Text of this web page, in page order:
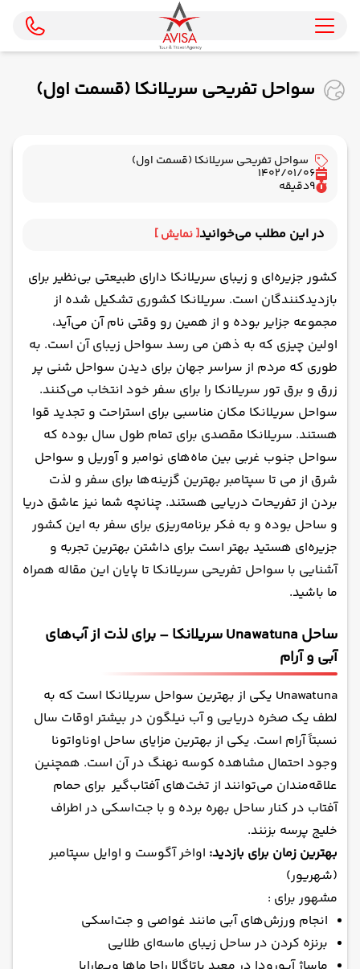
سواحل تفریحی سریلانکا ‎(قسمت اول)
سواحل تفریحی سریلانکا (قسمت اول)
1402/01/06
9دقیقه
در این مطلب می‌خوانید[ نمایش ]
و آرام
ساحل Bentota سریلانکا – مناسب برای خانواده
ساحل Mirissa سریلانکا – فرصتی برای تماشای
نهنگ‌ها
ساحل Dickwella سریلانکا – ایده‌آل برای اقامت
رمانتیک
ساحل Weligama سریلانکا – نقطه‌ای عالی برای
عکس‌های اینستاگرامی
ساحل Galle سریلانکا – ساحلی زیبا با سبک معماری
منحصر به فرد
ساحل Induruwa سریلانکا - مشهور با سواحل و
روستاهای دیدنی
ساحل Hikkaduwa سریلانکا - برای تماشای طبیعت
دست نخورده
ساحل Negombo سریلانکا - گزینه‌ای عالی برای
رسیدن به آرامش
خلیج Arugam سریلانکا – مناسب برای موج سواری و
ماهیگیری
ساحل Uppuveli سریلانکا - برای لذت بردن از غذاهای
لذیذ لانکان
ساحل Trincomalee سریلانکا - برای معابد خیره کننده
کشور جزیره‌ای و زیبای سریلانکا دارای طبیعتی بی‌نظیر برای
بازدیدکنندگان است. سریلانکا کشوری تشکیل شده از
مجموعه جزایر بوده و از همین رو وقتی نام آن می‌آید،
اولین چیزی که به ذهن می رسد سواحل زیبای آن است. به
طوری که مردم از سراسر جهان برای دیدن سواحل شنی پر
زرق و برق تور سریلانکا را برای سفر خود انتخاب می‌کنند.
سواحل سریلانکا مکان مناسبی برای استراحت و تجدید قوا
هستند. سریلانکا مقصدی برای تمام طول سال بوده که
سواحل جنوب غربی بین ماه‌های نوامبر و آوریل و سواحل
شرق از می تا سپتامبر بهترین گزینه‌ها برای سفر و لذت
بردن از تفریحات دریایی هستند. چنانچه شما نیز عاشق دریا
و ساحل بوده و به فکر برنامه‌ریزی برای سفر به این کشور
جزیره‌ای هستید بهتر است برای داشتن بهترین تجربه و
آشنایی با سواحل تفریحی سریلانکا تا پایان این مقاله همراه
ما باشید.
ساحل Unawatuna سریلانکا – برای لذت از آب‌های
آبی و آرام
Unawatuna یکی از بهترین سواحل سریلانکا است که به
لطف یک صخره دریایی و آب نیلگون در بیشتر اوقات سال
نسبتاً آرام است. یکی از بهترین مزایای ساحل اوناواتونا
وجود احتمال مشاهده کوسه نهنگ در آن است. همچنین
علاقه‌مندان می‌توانند از تخت‌های آفتاب‌گیر برای حمام
آفتاب در کنار ساحل بهره برده و با جت‌اسکی‌ در اطراف
خلیج پرسه بزنند.
بهترین زمان برای بازدید: اواخر آگوست و اوایل سپتامبر
(شهریور)
مشهور برای :
انجام ورزش‌های آبی مانند غواصی و جت‌اسکی
برنزه کردن در ساحل زیبای ماسه‌ای طلایی